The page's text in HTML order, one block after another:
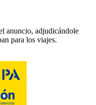
anuncio, adjudicándole
para los viajes.